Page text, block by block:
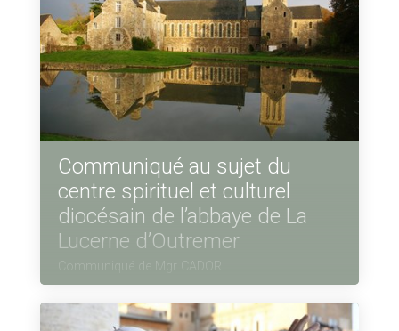
Communiqué au sujet du
centre spirituel et culturel
diocésain de l’abbaye de La
Lucerne d’Outremer
Communiqué de Mgr CADOR